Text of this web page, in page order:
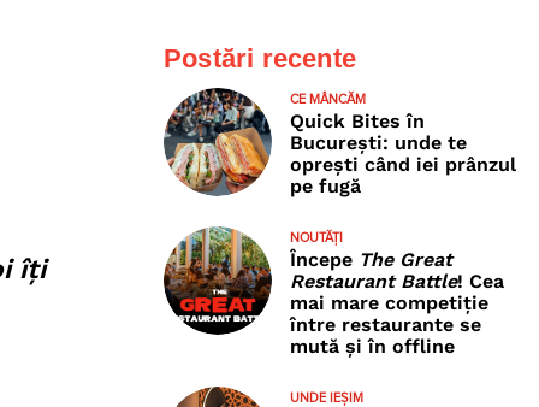
îți
Postări recente
CE MÂNCĂM
Quick Bites în
București: unde te
oprești când iei prânzul
pe fugă
NOUTĂȚI
Începe The Great
Restaurant Battle! Cea
mai mare competiție
între restaurante se
mută și în offline
UNDE IEȘIM